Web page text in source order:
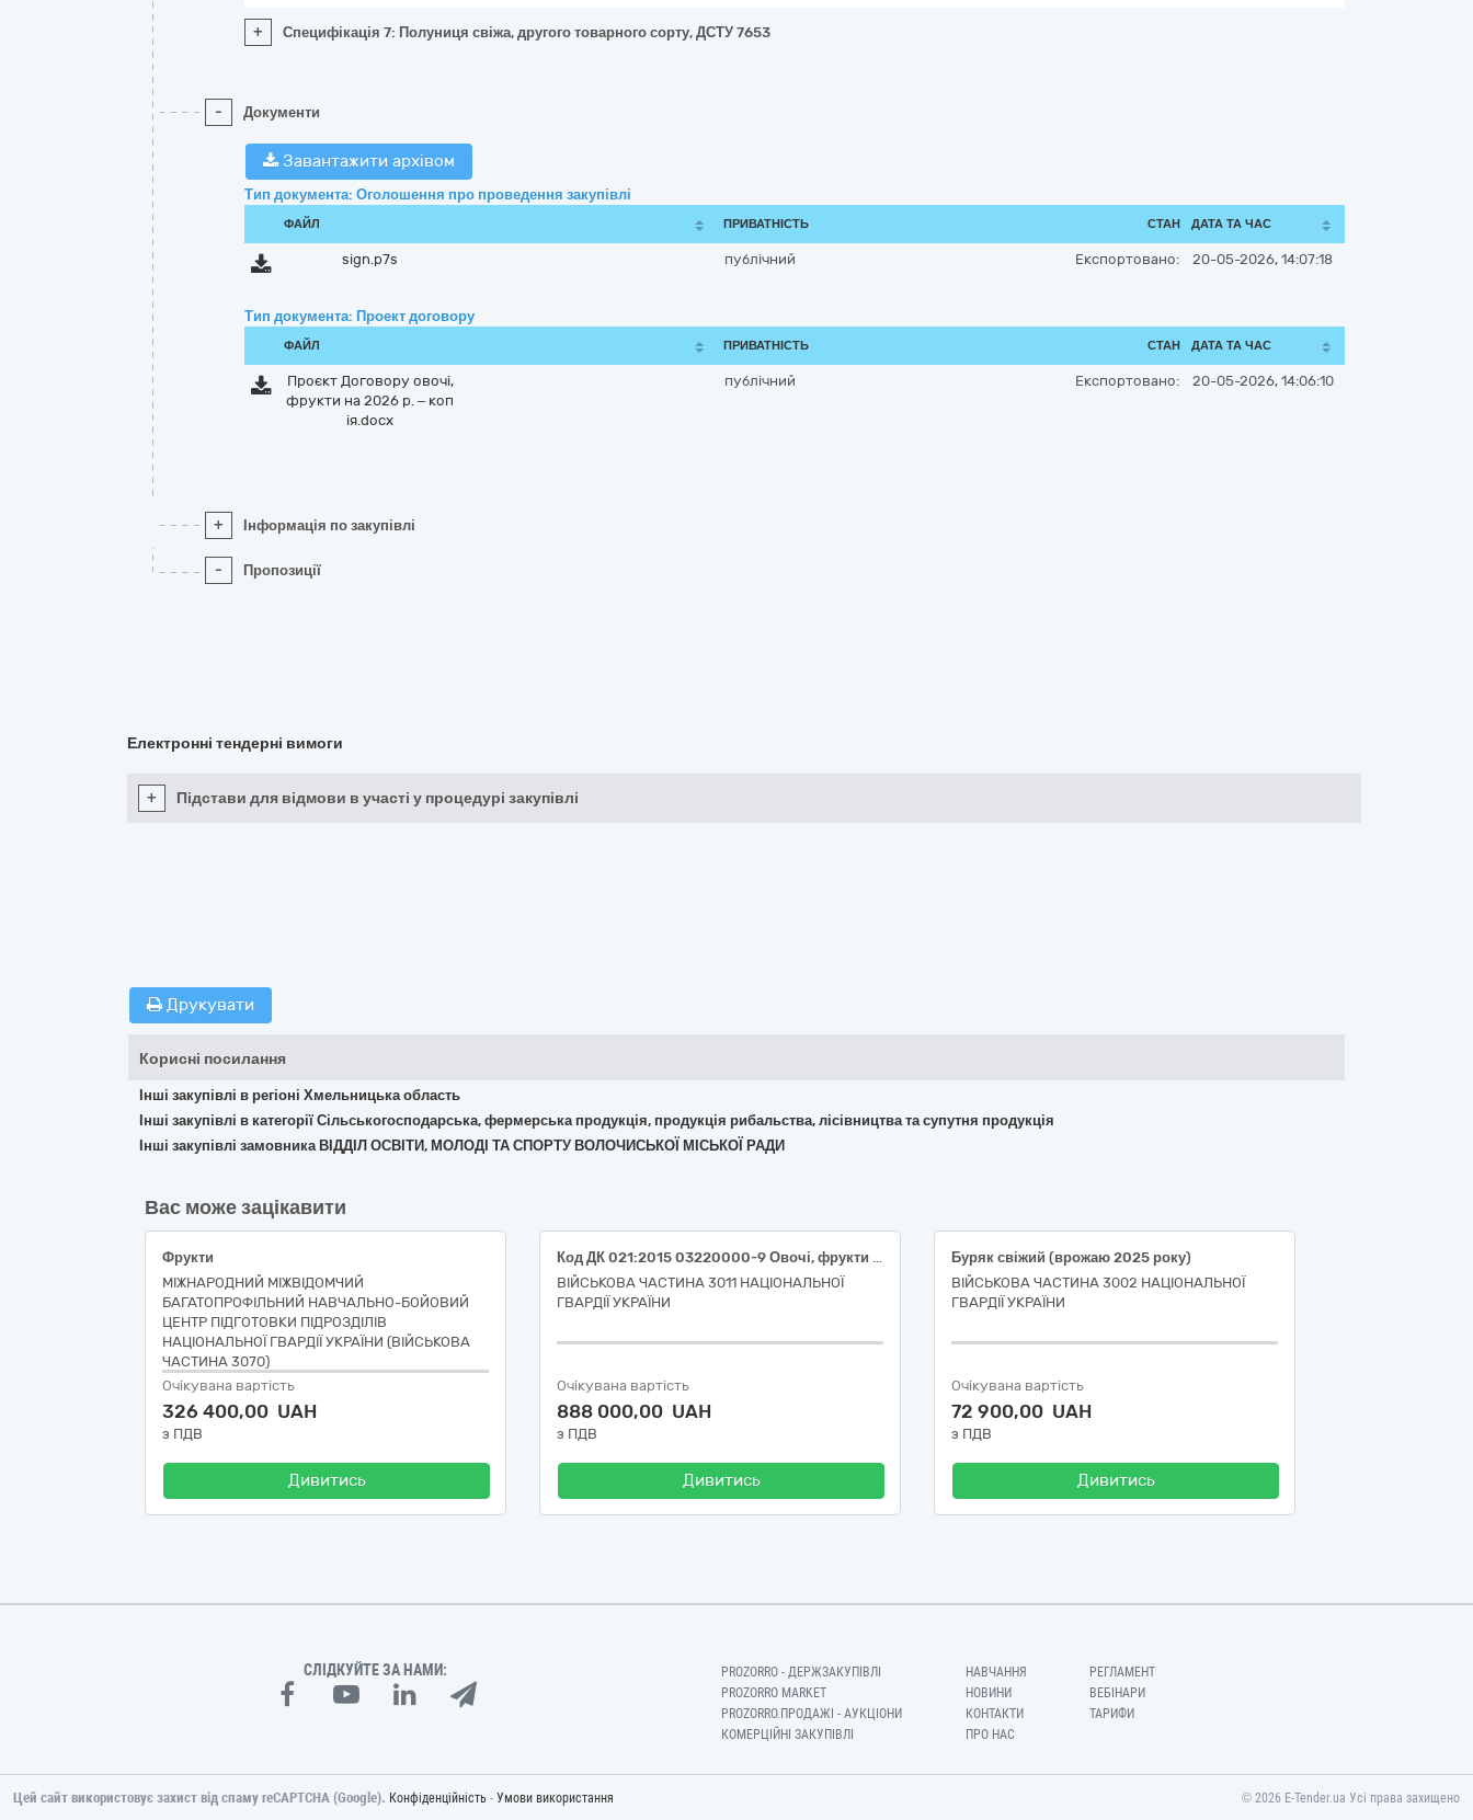
+ Специфікація 7: Полуниця свіжа, другого товарного сорту, ДСТУ 7653
- Документи
Завантажити архівом
Тип документа: Оголошення про проведення закупівлі
ФАЙЛ ПРИВАТНІСТЬ СТАН ДАТА ТА ЧАС
sign.p7s публічний Експортовано: 20-05-2026, 14:07:18
Тип документа: Проект договору
ФАЙЛ ПРИВАТНІСТЬ СТАН ДАТА ТА ЧАС
Проєкт Договору овочі,
фрукти на 2026 р. – коп
ія.docx
публічний Експортовано: 20-05-2026, 14:06:10
+ Інформація по закупівлі
- Пропозиції
Електронні тендерні вимоги
+ Підстави для відмови в участі у процедурі закупівлі
Друкувати
Корисні посилання
Інші закупівлі в регіоні Хмельницька область
Інші закупівлі в категорії Сільськогосподарська, фермерська продукція, продукція рибальства, лісівництва та супутня продукція
Інші закупівлі замовника ВІДДІЛ ОСВІТИ, МОЛОДІ ТА СПОРТУ ВОЛОЧИСЬКОЇ МІСЬКОЇ РАДИ
Вас може зацікавити
Фрукти
МІЖНАРОДНИЙ МІЖВІДОМЧИЙ
БАГАТОПРОФІЛЬНИЙ НАВЧАЛЬНО-БОЙОВИЙ
ЦЕНТР ПІДГОТОВКИ ПІДРОЗДІЛІВ
НАЦІОНАЛЬНОЇ ГВАРДІЇ УКРАЇНИ (ВІЙСЬКОВА
ЧАСТИНА 3070)
Очікувана вартість
326 400,00 UAH
з ПДВ
Дивитись
Код ДК 021:2015 03220000-9 Овочі, фрукти та горіхи (Код ДК 021:2015 03221240-0 помідори свіжі, Код ДК 021:2015 03221270-9 огірки свіжі, Код ДК 021:2015 03221110-0 редис, Код ДК 021:2015 03221250-3 кабачок, Код ДК 021:2015 03221230-7 перець болгарський, Код ДК 021:2015 03221400-0 капуста пекінська врожаю 2026 року, Код ДК 021:2015 03221410-3 капуста молода врожаю 2026 року)
ВІЙСЬКОВА ЧАСТИНА 3011 НАЦІОНАЛЬНОЇ
ГВАРДІЇ УКРАЇНИ
Очікувана вартість
888 000,00 UAH
з ПДВ
Дивитись
Буряк свіжий (врожаю 2025 року)
ВІЙСЬКОВА ЧАСТИНА 3002 НАЦІОНАЛЬНОЇ
ГВАРДІЇ УКРАЇНИ
Очікувана вартість
72 900,00 UAH
з ПДВ
Дивитись
СЛІДКУЙТЕ ЗА НАМИ:
PROZORRO - ДЕРЖЗАКУПІВЛІ
PROZORRO MARKET
PROZORRO.ПРОДАЖІ - АУКЦІОНИ
КОМЕРЦІЙНІ ЗАКУПІВЛІ
НАВЧАННЯ
НОВИНИ
КОНТАКТИ
ПРО НАС
РЕГЛАМЕНТ
ВЕБІНАРИ
ТАРИФИ
Цей сайт використовує захист від спаму reCAPTCHA (Google). Конфіденційність - Умови використання © 2026 E-Tender.ua Усі права захищено